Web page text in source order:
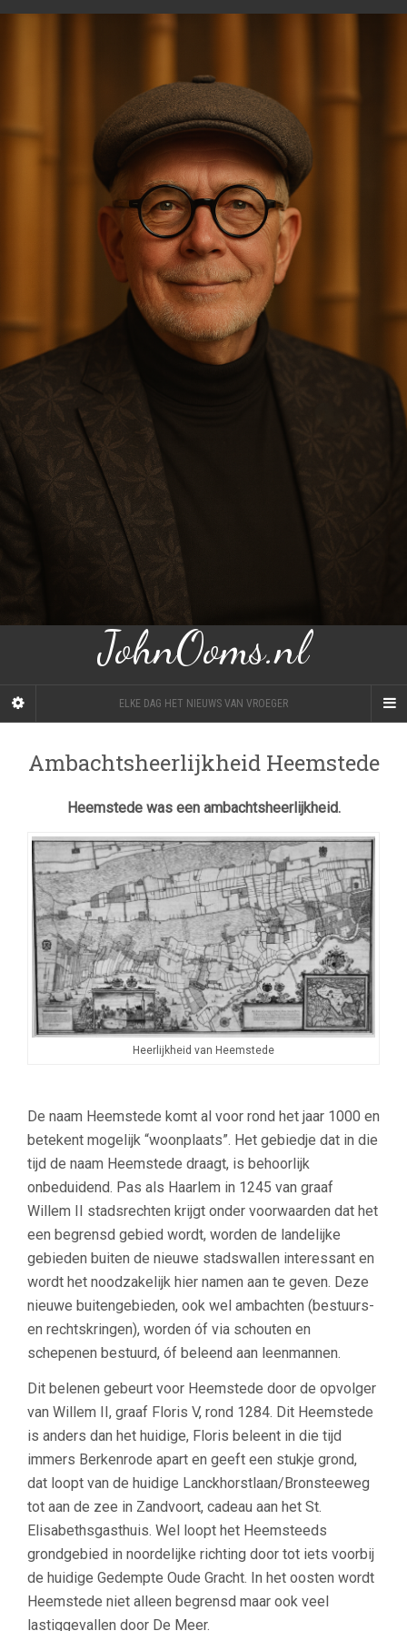
JohnOoms.nl
ELKE DAG HET NIEUWS VAN VROEGER
Ambachtsheerlijkheid Heemstede
Heemstede was een ambachtsheerlijkheid.
Heerlijkheid van Heemstede
De naam Heemstede komt al voor rond het jaar 1000 en
betekent mogelijk “woonplaats”. Het gebiedje dat in die
tijd de naam Heemstede draagt, is behoorlijk
onbeduidend. Pas als Haarlem in 1245 van graaf
Willem II stadsrechten krijgt onder voorwaarden dat het
een begrensd gebied wordt, worden de landelijke
gebieden buiten de nieuwe stadswallen interessant en
wordt het noodzakelijk hier namen aan te geven. Deze
nieuwe buitengebieden, ook wel ambachten (bestuurs-
en rechtskringen), worden óf via schouten en
schepenen bestuurd, óf beleend aan leenmannen.
Dit belenen gebeurt voor Heemstede door de opvolger
van Willem II, graaf Floris V, rond 1284. Dit Heemstede
is anders dan het huidige, Floris beleent in die tijd
immers Berkenrode apart en geeft een stukje grond,
dat loopt van de huidige Lanckhorstlaan/Bronsteeweg
tot aan de zee in Zandvoort, cadeau aan het St.
Elisabethsgasthuis. Wel loopt het Heemsteeds
grondgebied in noordelijke richting door tot iets voorbij
de huidige Gedempte Oude Gracht. In het oosten wordt
Heemstede niet alleen begrensd maar ook veel
lastiggevallen door De Meer.